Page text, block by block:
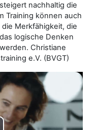
nachhaltig die
Training können auch
Merkfähigkeit, die
logische Denken
Christiane
e.V. (BVGT)